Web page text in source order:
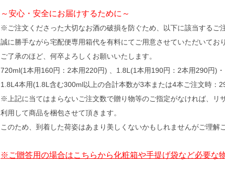
～安心・安全にお届けするために～
※ご注文くださった大切なお酒の破損を防ぐため、以下に該当するご
誠に勝手ながら宅配便専用箱代を有料にてご用意させていただいており
ご了承のほど、何卒よろしくお願いいたします。
720ml(1本用160円：2本用220円) 、1.8L(1本用190円：2本用290円)・
1.8L4本用(1.8L含む300ml以上の合計本数が3本または4本ご注文時：
※上記に当てはまらないご注文数で贈り物等のご指定がなければ、リ
利用して商品を梱包させて頂きます。
このため、到着した荷姿はあまり美しくないかもしれませんがご理解
※ご贈答用の場合はこちらから化粧箱や手提げ袋など必要な